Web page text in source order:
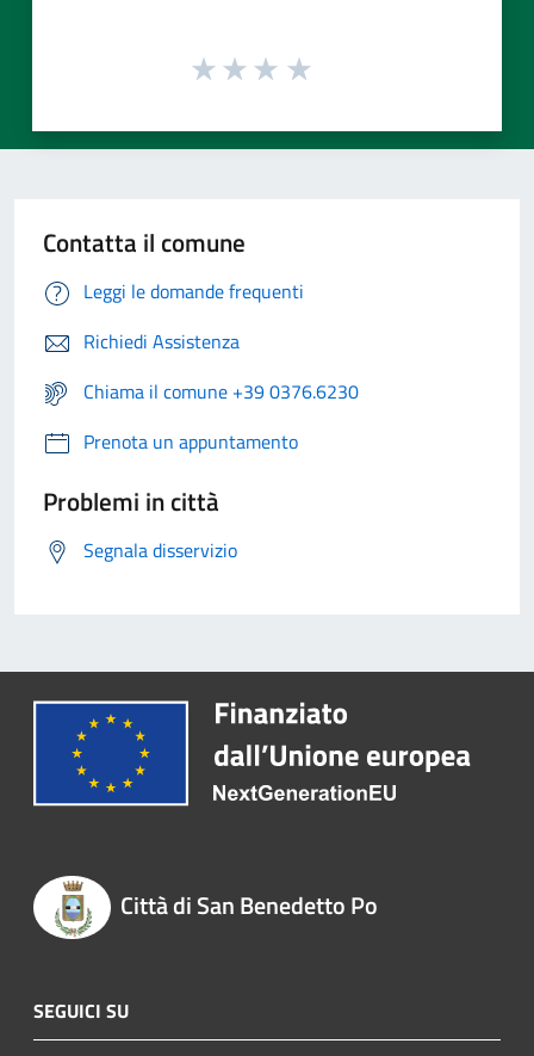
Contatta il comune
Leggi le domande frequenti
Richiedi Assistenza
Chiama il comune +39 0376.6230
Prenota un appuntamento
Problemi in città
Segnala disservizio
Città di San Benedetto Po
SEGUICI SU